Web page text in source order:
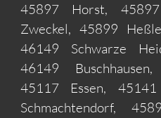
45897 Horst, 45897
Zweckel, 45899
46149 Schwarze
46149
45117 Essen,
Schmachtendorf,